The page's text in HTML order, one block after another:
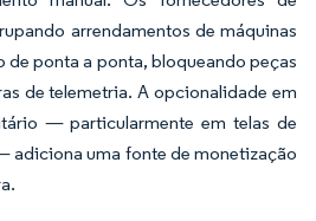
arrendamentos de máquinas
ponta a ponta, bloqueando peças
de telemetria. A opcionalidade em
— particularmente em telas de
adiciona uma fonte de monetização